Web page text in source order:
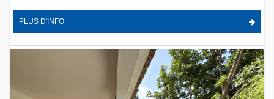
PLUS D'INFO